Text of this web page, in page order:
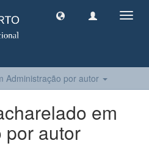
Administração por autor
em
por autor